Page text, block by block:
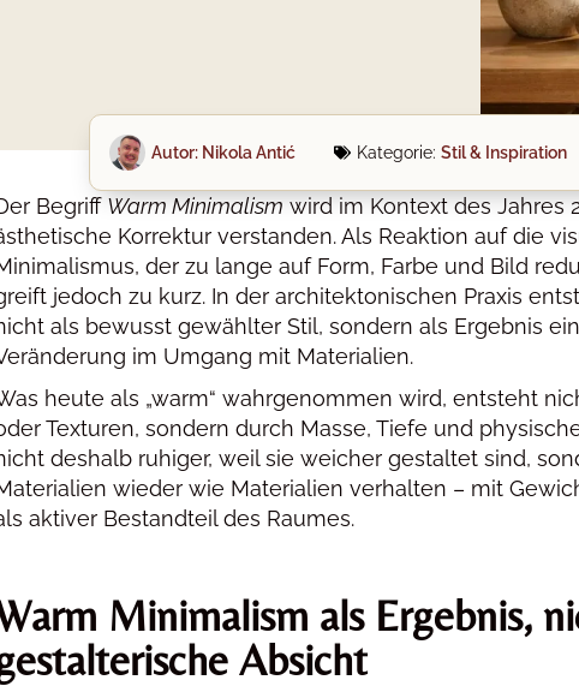
Autor: Nikola Antić Kategorie: Stil & Inspiration
Begriff Warm Minimalism wird im Kontext des Jahres
Korrektur verstanden. Als Reaktion auf die
der zu lange auf Form, Farbe und Bild
jedoch zu kurz. In der architektonischen Praxis
als bewusst gewählter Stil, sondern als Ergebnis
im Umgang mit Materialien.
heute als „warm“ wahrgenommen wird, entsteht
Texturen, sondern durch Masse, Tiefe und
deshalb ruhiger, weil sie weicher gestaltet sind,
wieder wie Materialien verhalten – mit
aktiver Bestandteil des Raumes.
Minimalism als Ergebnis,
Absicht